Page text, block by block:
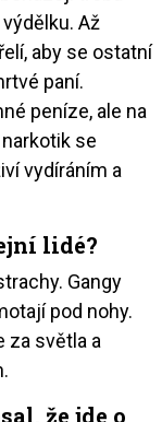
Až
aby se ostatní
paní.
peníze, ale na
se
vydíráním a
lidé?
Gangy
pod nohy.
za světla a
že jde o